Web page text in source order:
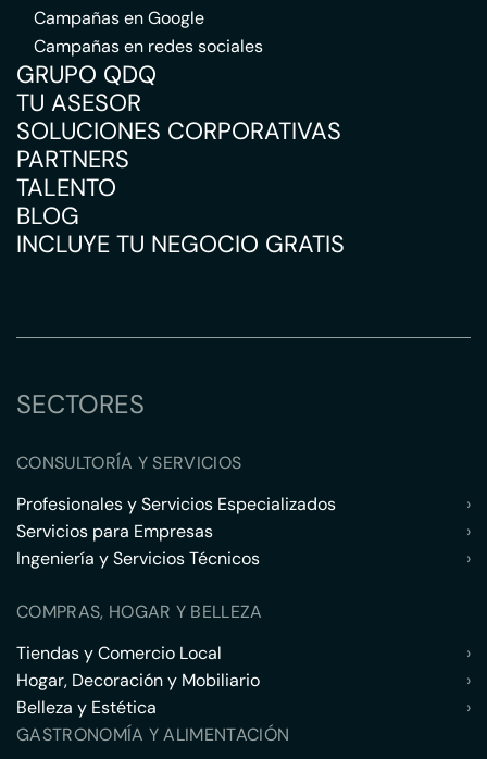
Campañas en Google
Campañas en redes sociales
GRUPO QDQ
TU ASESOR
SOLUCIONES CORPORATIVAS
PARTNERS
TALENTO
BLOG
INCLUYE TU NEGOCIO GRATIS
SECTORES
CONSULTORÍA Y SERVICIOS
Profesionales y Servicios Especializados
›
Servicios para Empresas
›
Ingeniería y Servicios Técnicos
›
COMPRAS, HOGAR Y BELLEZA
Tiendas y Comercio Local
›
Hogar, Decoración y Mobiliario
›
Belleza y Estética
›
GASTRONOMÍA Y ALIMENTACIÓN